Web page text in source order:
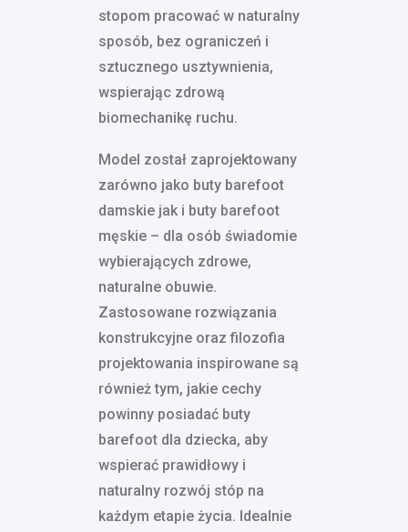
stopom pracować w naturalny
sposób, bez ograniczeń i
sztucznego usztywnienia,
wspierając zdrową
biomechanikę ruchu.
Model został zaprojektowany
zarówno jako buty barefoot
damskie jak i buty barefoot
męskie – dla osób świadomie
wybierających zdrowe,
naturalne obuwie.
Zastosowane rozwiązania
konstrukcyjne oraz filozofia
projektowania inspirowane są
również tym, jakie cechy
powinny posiadać buty
barefoot dla dziecka, aby
wspierać prawidłowy i
naturalny rozwój stóp na
każdym etapie życia. Idealnie